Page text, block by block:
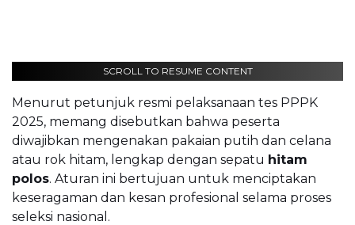
SCROLL TO RESUME CONTENT
Menurut petunjuk resmi pelaksanaan tes PPPK
2025, memang disebutkan bahwa peserta
diwajibkan mengenakan pakaian putih dan celana
atau rok hitam, lengkap dengan sepatu hitam
polos. Aturan ini bertujuan untuk menciptakan
keseragaman dan kesan profesional selama proses
seleksi nasional.